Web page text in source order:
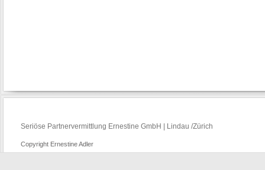
Seriöse Partnervermittlung Ernestine GmbH | Lindau /Zürich
Copyright Ernestine Adler